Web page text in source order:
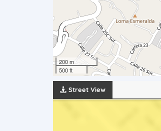
200 m
500 ft
Street View